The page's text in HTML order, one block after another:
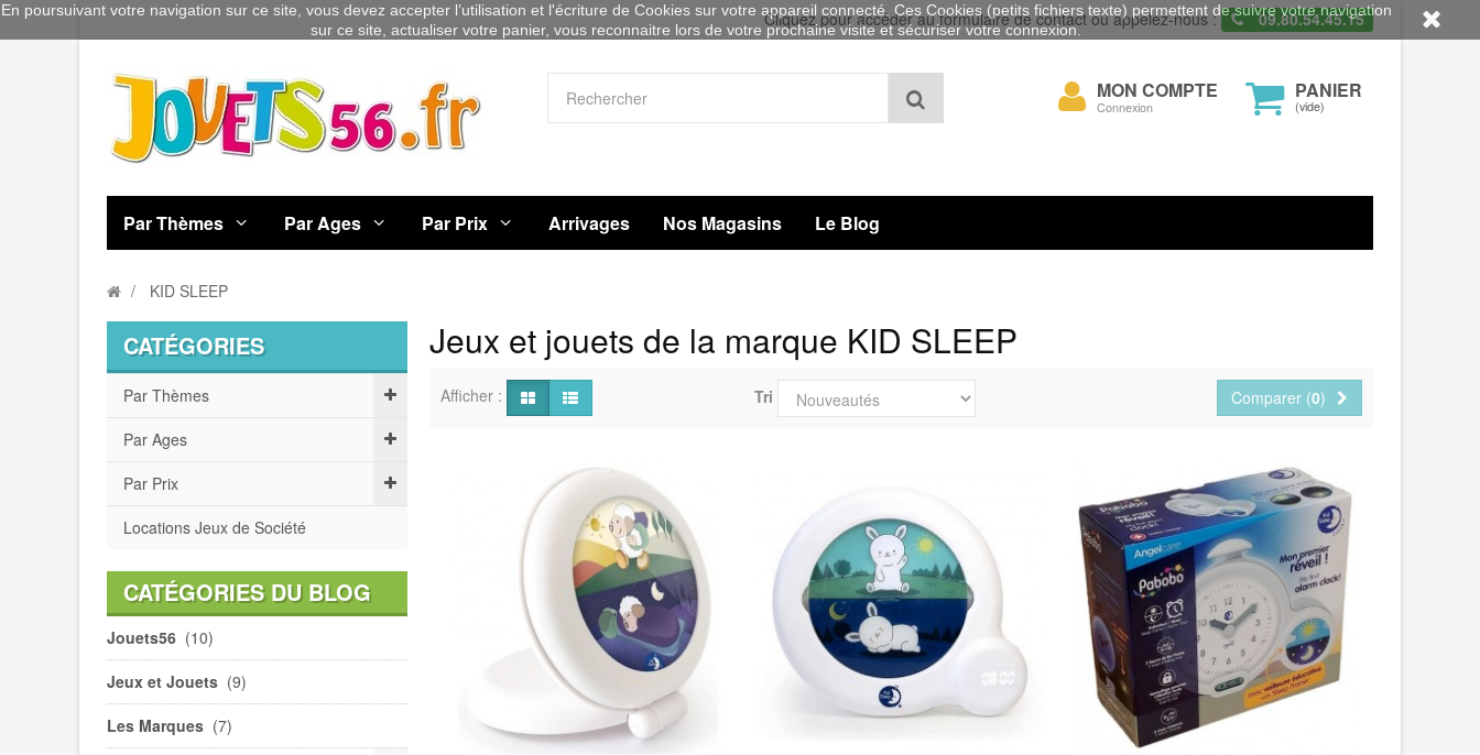
Cliquez pour accéder au formulaire de contact ou appelez-nous : 09.80.54.45.15
PANIER
(vide)
Mon
compte
MON COMPTE
Connexion
Par Thèmes Par Ages Par Prix Arrivages Nos Magasins Le Blog
KID SLEEP
CATÉGORIES
Par Thèmes
Par Ages
Par Prix
Locations Jeux de Société
CATÉGORIES DU BLOG
Jouets56 (10)
Jeux et Jouets (9)
Les Marques (7)
Jeux et jouets de la marque KID SLEEP
Afficher : Tri Comparer (0)
En poursuivant votre navigation sur ce site, vous devez accepter l’utilisation et l'écriture de Cookies sur votre appareil connecté. Ces Cookies (petits fichiers texte) permettent de suivre votre navigation
sur ce site, actualiser votre panier, vous reconnaitre lors de votre prochaine visite et sécuriser votre connexion.